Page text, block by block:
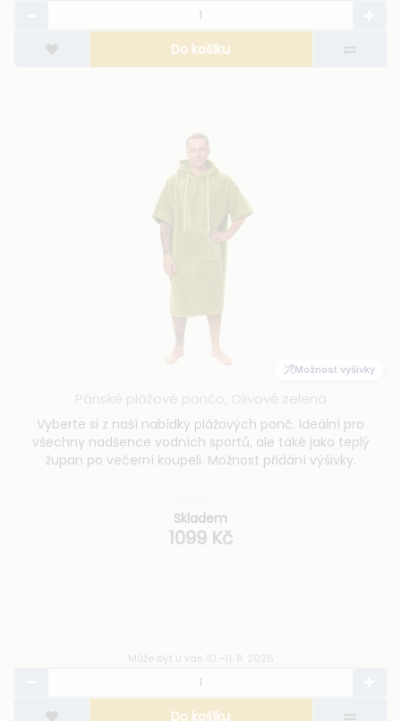
Do košíku
Možnost výšivky
Pánské plážové pončo, Olivově zelená
Vyberte si z naší nabídky plážových ponč. Ideální pro
všechny nadšence vodních sportů, ale také jako teplý
župan po večerní koupeli. Možnost přidání výšivky.
Skladem
1099 Kč
Může být u vás 10.–11. 8. 2026
Do košíku